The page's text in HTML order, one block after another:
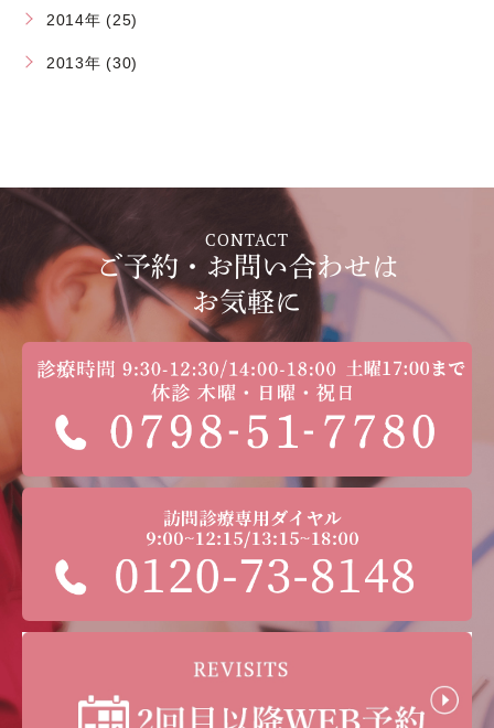
2014年 (25)
2013年 (30)
CONTACT
ご予約・お問い合わせは
お気軽に